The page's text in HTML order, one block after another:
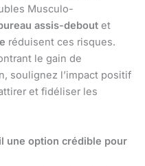
Musculo-
assis-debout et
réduisent ces risques.
le gain de
soulignez l’impact positif
et fidéliser les
une option crédible pour